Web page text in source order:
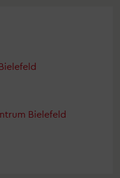
Bielefeld